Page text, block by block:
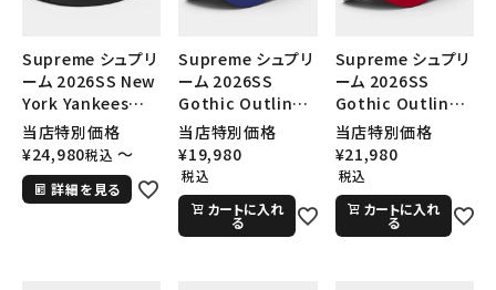
Supreme シュプリ
ーム 2026SS New
York Yankees
New Era Cap ニュ
ーヨークヤンキース
ニューエラ キャップ
ブラック
当店特別価格
¥24,980税込 〜
詳細を見る
Supreme シュプリ
ーム 2026SS
Gothic Outline
Adjustable New
Era Cap ゴシック
アウトライン アジャ
スタブルニューエラ
キャップ ネイビー
当店特別価格
¥19,980
税込
カートに入れ
る
Supreme シュプリ
ーム 2026SS
Gothic Outline
Adjustable New
Era Cap ゴシック
アウトライン アジャ
スタブルニューエラ
キャップ レッド
当店特別価格
¥21,980
税込
カートに入れ
る